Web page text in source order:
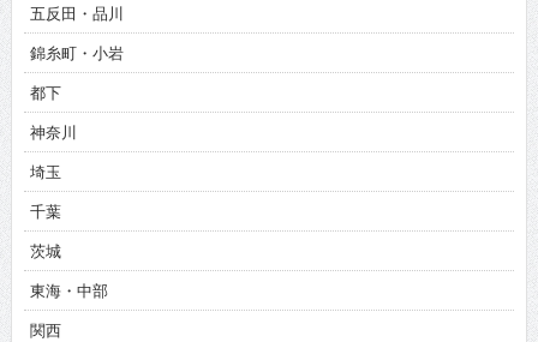
五反田・品川
錦糸町・小岩
都下
神奈川
埼玉
千葉
茨城
東海・中部
関西